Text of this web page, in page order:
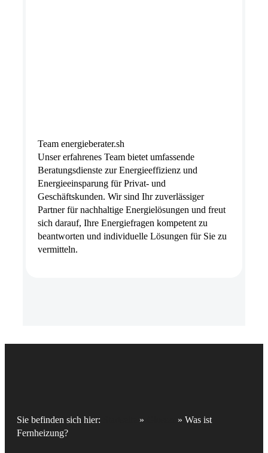
Team energieberater.sh
Unser erfahrenes Team bietet umfassende
Beratungsdienste zur Energieeffizienz und
Energieeinsparung für Privat- und
Geschäftskunden. Wir sind Ihr zuverlässiger
Partner für nachhaltige Energielösungen und freut
sich darauf, Ihre Energiefragen kompetent zu
beantworten und individuelle Lösungen für Sie zu
vermitteln.
Sie befinden sich hier: » » Was ist
Fernheizung?